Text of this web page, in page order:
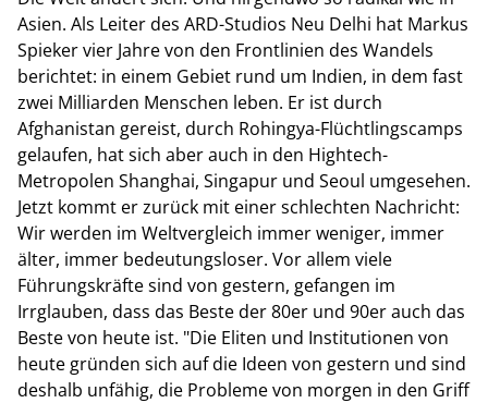
Asien. Als Leiter des ARD-Studios Neu Delhi hat Markus
Spieker vier Jahre von den Frontlinien des Wandels
berichtet: in einem Gebiet rund um Indien, in dem fast
zwei Milliarden Menschen leben. Er ist durch
Afghanistan gereist, durch Rohingya-Flüchtlingscamps
gelaufen, hat sich aber auch in den Hightech-
Metropolen Shanghai, Singapur und Seoul umgesehen.
Jetzt kommt er zurück mit einer schlechten Nachricht:
Wir werden im Weltvergleich immer weniger, immer
älter, immer bedeutungsloser. Vor allem viele
Führungskräfte sind von gestern, gefangen im
Irrglauben, dass das Beste der 80er und 90er auch das
Beste von heute ist. "Die Eliten und Institutionen von
heute gründen sich auf die Ideen von gestern und sind
deshalb unfähig, die Probleme von morgen in den Griff